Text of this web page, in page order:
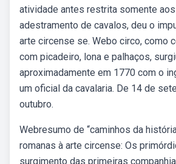
atividade antes restrita somente
adestramento de cavalos, deu o
arte circense se. Webo circo, como
com picadeiro, lona e palhaços,
aproximadamente em 1770 com o
um oficial da cavalaria. De 14 de
outubro.
Webresumo de “caminhos da
romanas à arte circense: Os
surgimento das primeiras